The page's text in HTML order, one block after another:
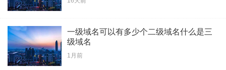
一级域名可以有多少个二级域名什么是三
级域名
1月前